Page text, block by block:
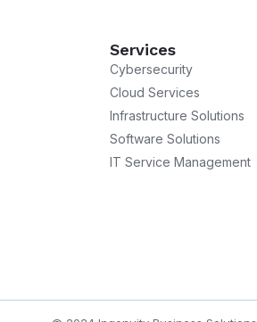
Services
Cybersecurity
Cloud Services
Infrastructure Solutions
Software Solutions
IT Service Management